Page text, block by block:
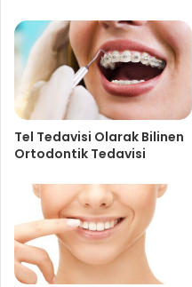
Tel Tedavisi Olarak Bilinen
Ortodontik Tedavisi